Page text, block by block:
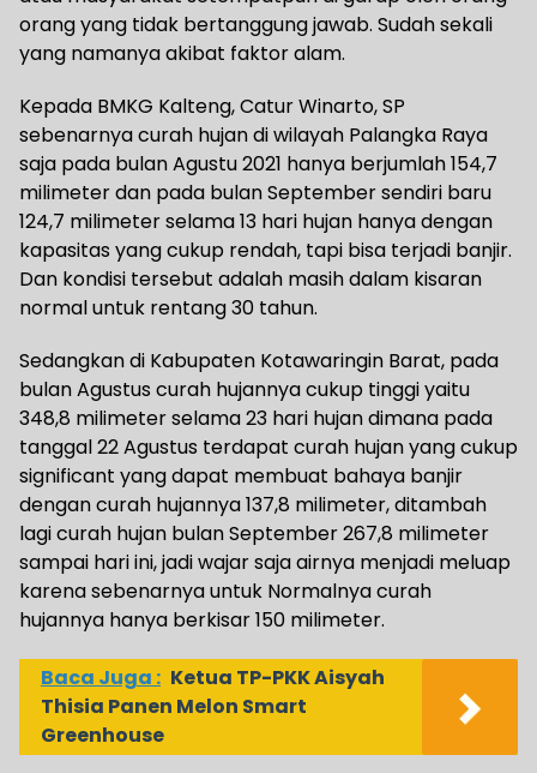
orang yang tidak bertanggung jawab. Sudah sekali
yang namanya akibat faktor alam.
Kepada BMKG Kalteng, Catur Winarto, SP
sebenarnya curah hujan di wilayah Palangka Raya
saja pada bulan Agustu 2021 hanya berjumlah 154,7
milimeter dan pada bulan September sendiri baru
124,7 milimeter selama 13 hari hujan hanya dengan
kapasitas yang cukup rendah, tapi bisa terjadi banjir.
Dan kondisi tersebut adalah masih dalam kisaran
normal untuk rentang 30 tahun.
Sedangkan di Kabupaten Kotawaringin Barat, pada
bulan Agustus curah hujannya cukup tinggi yaitu
348,8 milimeter selama 23 hari hujan dimana pada
tanggal 22 Agustus terdapat curah hujan yang cukup
significant yang dapat membuat bahaya banjir
dengan curah hujannya 137,8 milimeter, ditambah
lagi curah hujan bulan September 267,8 milimeter
sampai hari ini, jadi wajar saja airnya menjadi meluap
karena sebenarnya untuk Normalnya curah
hujannya hanya berkisar 150 milimeter.
Baca Juga : Ketua TP-PKK Aisyah
Thisia Panen Melon Smart
Greenhouse